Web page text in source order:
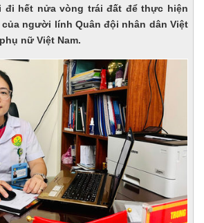
đi hết nửa vòng trái đất để thực hiện
người lính Quân đội nhân dân Việt
nữ Việt Nam.